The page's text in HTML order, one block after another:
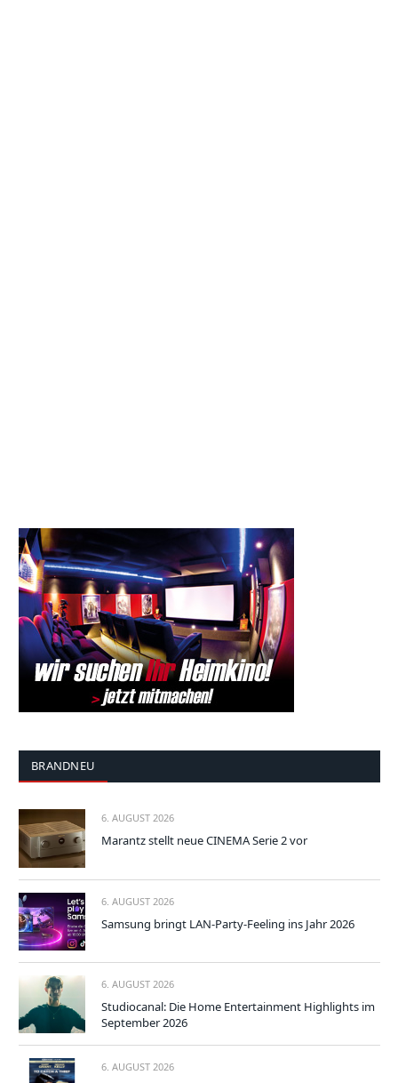
BRANDNEU
6. AUGUST 2026
Marantz stellt neue CINEMA Serie 2 vor
6. AUGUST 2026
Samsung bringt LAN-Party-Feeling ins Jahr 2026
6. AUGUST 2026
Studiocanal: Die Home Entertainment Highlights im
September 2026
6. AUGUST 2026